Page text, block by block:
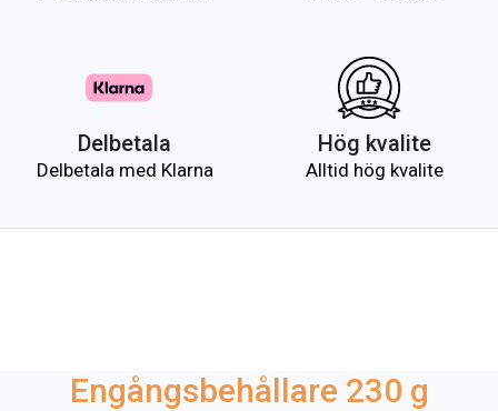
Delbetala
Delbetala med Klarna
Hög kvalite
Alltid hög kvalite
Engångsbehållare 230 g